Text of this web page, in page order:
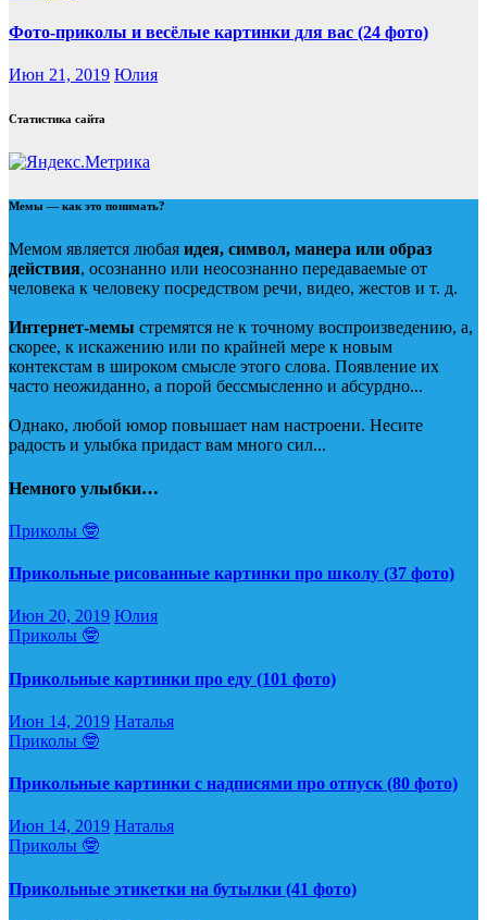
Фото-приколы и весёлые картинки для вас (24 фото)
Июн 21, 2019 Юлия
Статистика сайта
Мемы — как это понимать?
Мемом является любая идея, символ, манера или образ
действия, осознанно или неосознанно передаваемые от
человека к человеку посредством речи, видео, жестов и т. д.
Интернет-мемы стремятся не к точному воспроизведению, а,
скорее, к искажению или по крайней мере к новым
контекстам в широком смысле этого слова. Появление их
часто неожиданно, а порой бессмысленно и абсурдно...
Однако, любой юмор повышает нам настроени. Несите
радость и улыбка придаст вам много сил...
Немного улыбки…
Приколы 🤓
Прикольные рисованные картинки про школу (37 фото)
Июн 20, 2019 Юлия
Приколы 🤓
Прикольные картинки про еду (101 фото)
Июн 14, 2019 Наталья
Приколы 🤓
Прикольные картинки с надписями про отпуск (80 фото)
Июн 14, 2019 Наталья
Приколы 🤓
Прикольные этикетки на бутылки (41 фото)